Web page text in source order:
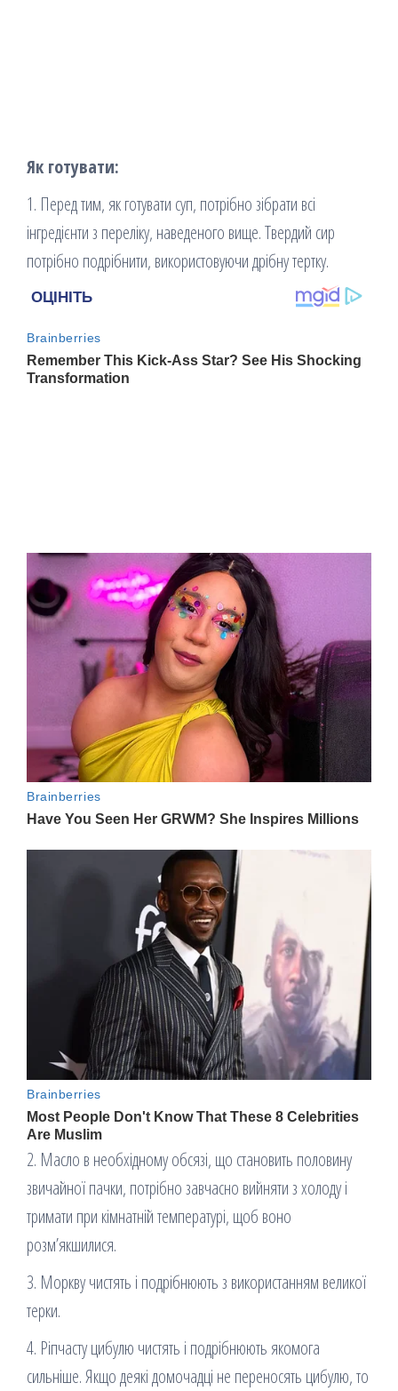
Як готувати:
1. Перед тим, як готувати суп, потрібно зібрати всі
інгредієнти з переліку, наведеного вище. Твердий сир
потрібно подрібнити, використовуючи дрібну тертку.
2. Масло в необхідному обсязі, що становить половину
звичайної пачки, потрібно завчасно вийняти з холоду і
тримати при кімнатній температурі, щоб воно
розм’якшилися.
3. Моркву чистять і подрібнюють з використанням великої
терки.
4. Ріпчасту цибулю чистять і подрібнюють якомога
сильніше. Якщо деякі домочадці не переносять цибулю, то